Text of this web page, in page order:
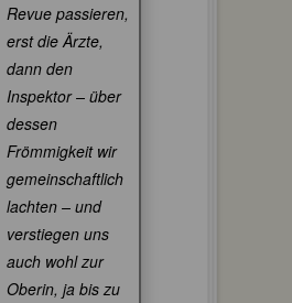
Revue passieren,
erst die Ärzte,
dann den
Inspektor – über
dessen
Frömmigkeit wir
gemeinschaftlich
lachten – und
verstiegen uns
auch wohl zur
Oberin, ja bis zu